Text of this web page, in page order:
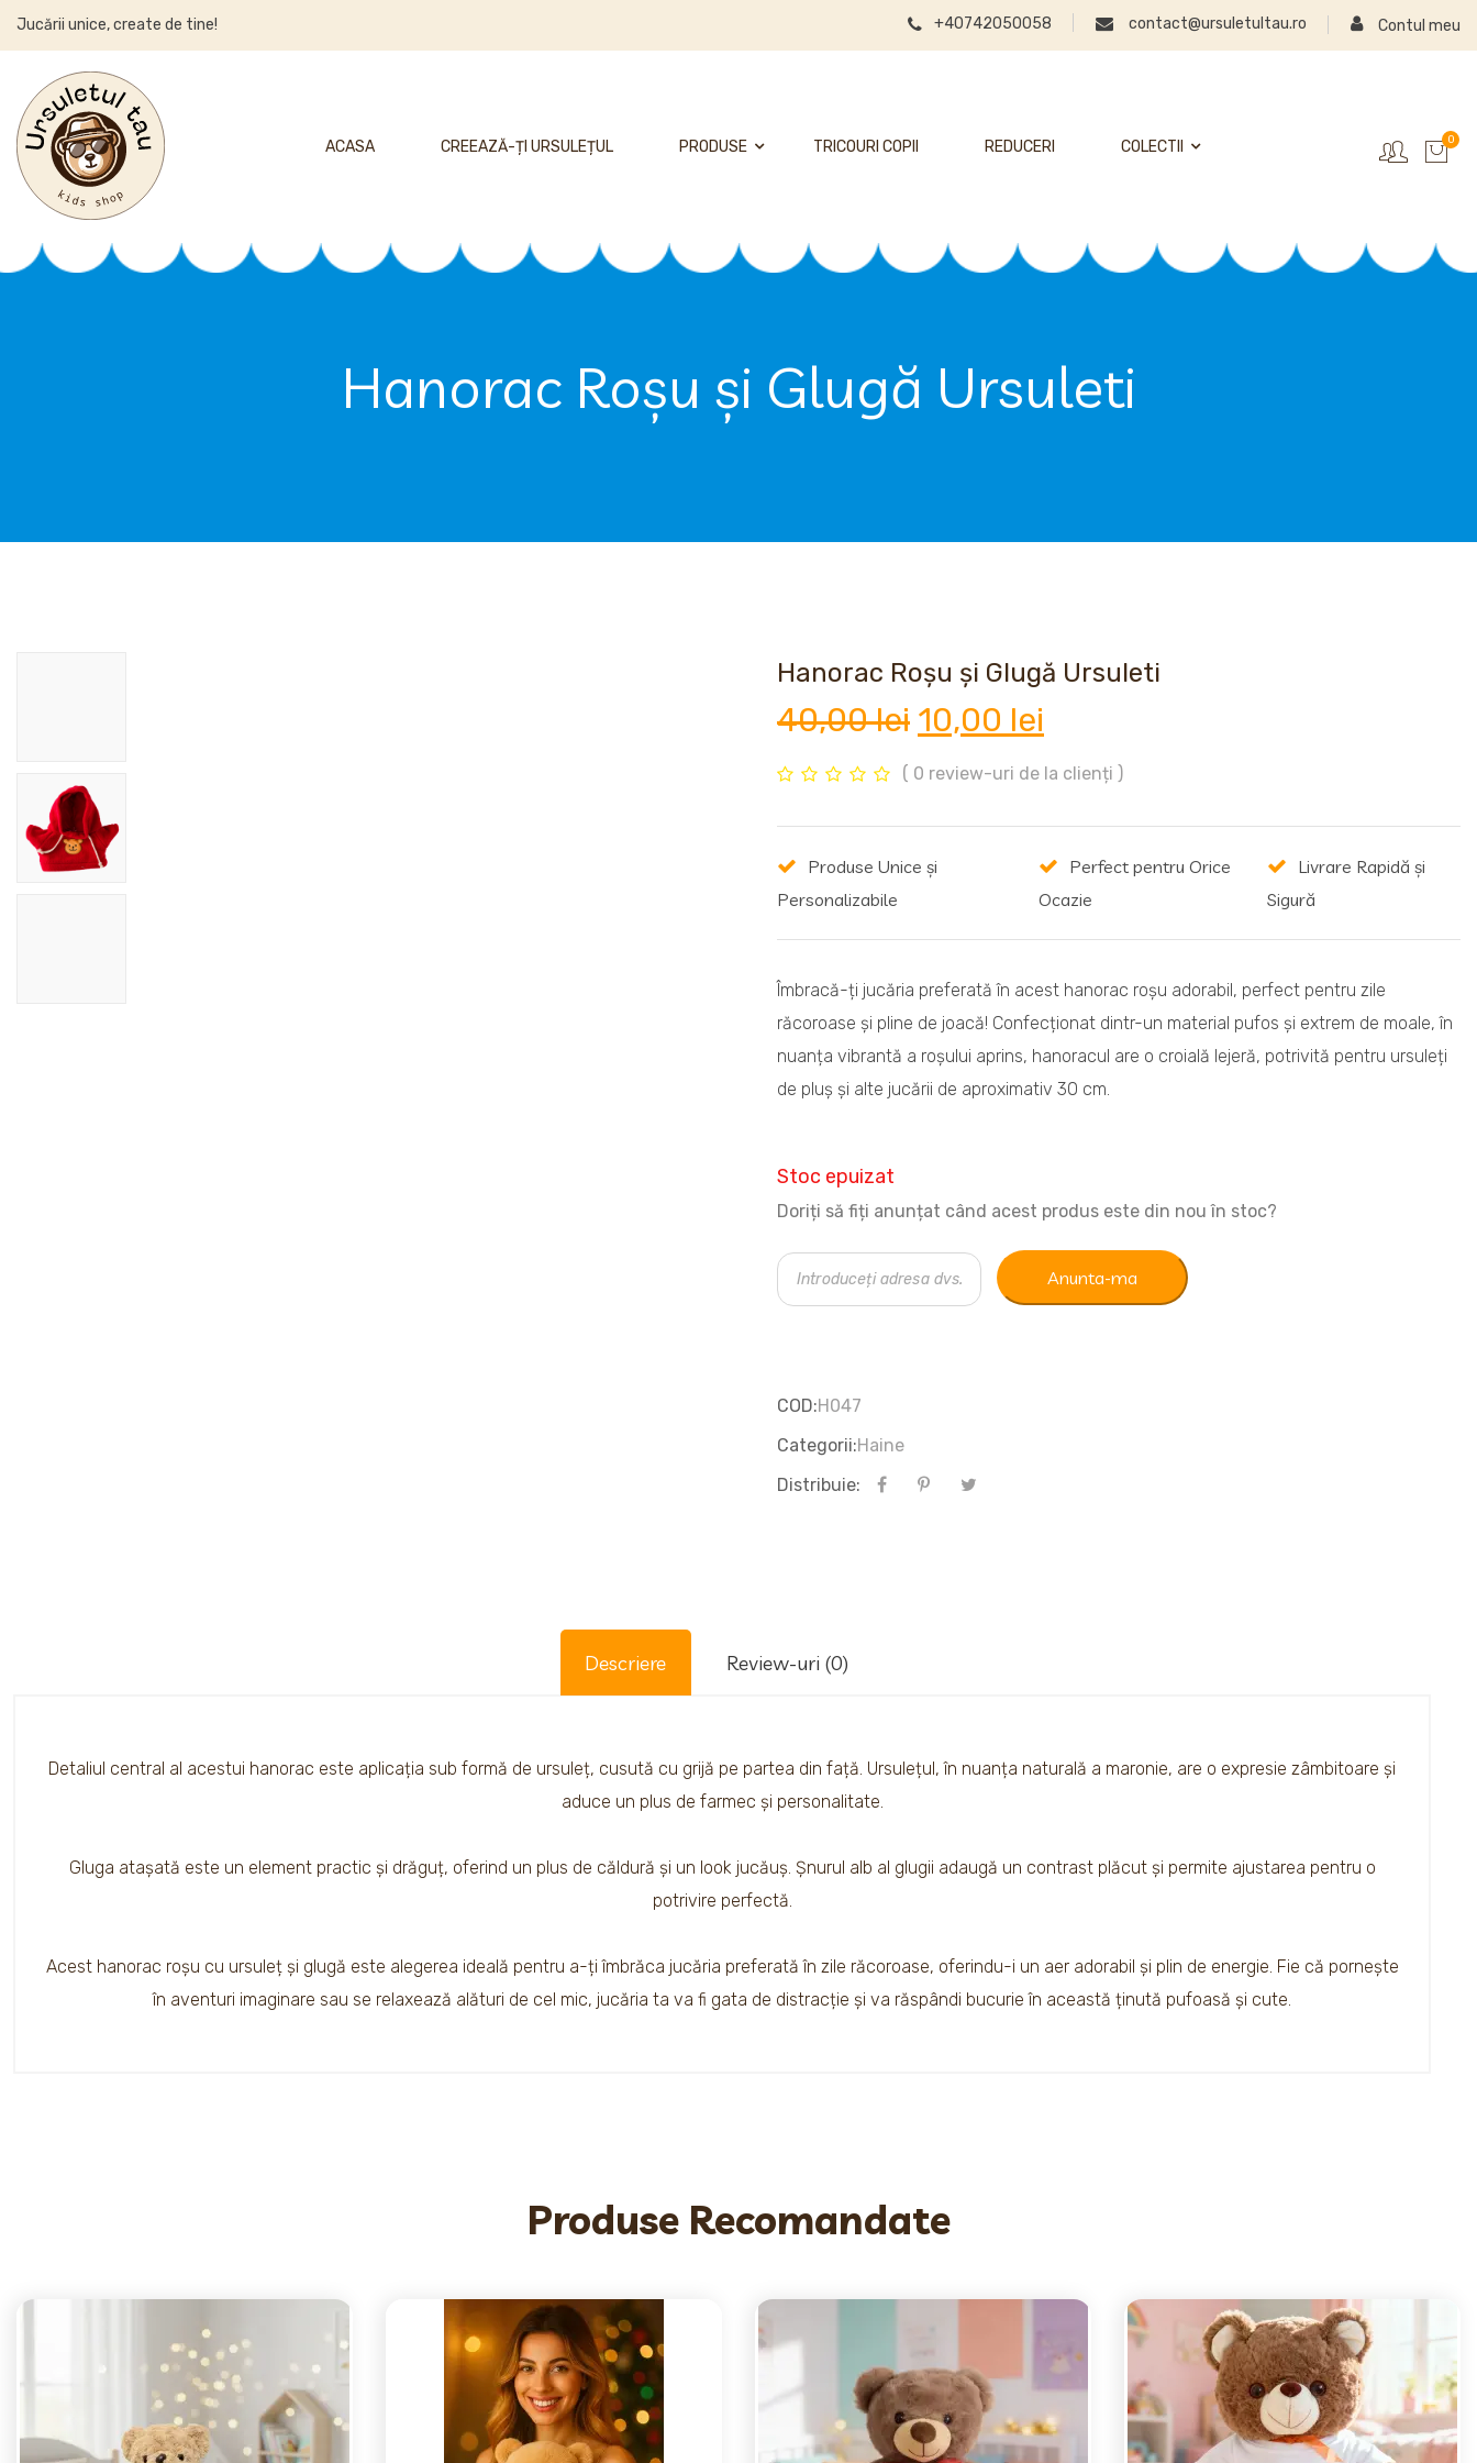
Jucării unice, create de tine! +40742050058 contact@ursuletultau.ro Contul meu
ACASA CREEAZĂ-ȚI URSULEȚUL PRODUSE TRICOURI COPII REDUCERI COLECTII 0
Hanorac Roșu și Glugă Ursuleti
Hanorac Roșu și Glugă Ursuleti
40,00lei Prețul
inițial
10,00 lei
curent
10,00 lei.
( 0 review-uri de la clienți )
Produse Unice și
Personalizabile
Perfect pentru Orice
Ocazie
Livrare Rapidă și
Sigură
Îmbracă-ți jucăria preferată în acest hanorac roșu adorabil, perfect pentru zile
răcoroase și pline de joacă! Confecționat dintr-un material pufos și extrem de moale, în
nuanța vibrantă a roșului aprins, hanoracul are o croială lejeră, potrivită pentru ursuleți
de pluș și alte jucării de aproximativ 30 cm.
Stoc epuizat
Doriți să fiți anunțat când acest produs este din nou în stoc?
Anunta-ma
COD:H047
Categorii:Haine
Distribuie:
Descriere Review-uri (0)
Detaliul central al acestui hanorac este aplicația sub formă de ursuleț, cusută cu grijă pe partea din față. Ursulețul, în nuanța naturală a maronie, are o expresie zâmbitoare și
aduce un plus de farmec și personalitate.
Gluga atașată este un element practic și drăguț, oferind un plus de căldură și un look jucăuș. Șnurul alb al glugii adaugă un contrast plăcut și permite ajustarea pentru o
potrivire perfectă.
Acest hanorac roșu cu ursuleț și glugă este alegerea ideală pentru a-ți îmbrăca jucăria preferată în zile răcoroase, oferindu-i un aer adorabil și plin de energie. Fie că pornește
în aventuri imaginare sau se relaxează alături de cel mic, jucăria ta va fi gata de distracție și va răspândi bucurie în această ținută pufoasă și cute.
Produse Recomandate